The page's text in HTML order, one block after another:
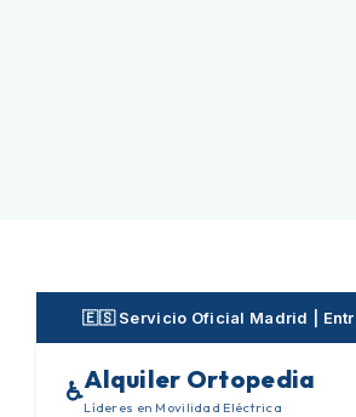
🇪🇸 Servicio Oficial Madrid |
♿Alquiler Ortopedia
Líderes en Movilidad Eléctrica